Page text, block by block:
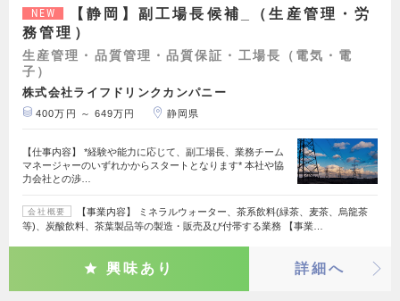
NEW
【静岡】副工場長候補_（生産管理・労
務管理）
生産管理・品質管理・品質保証・工場長（電気・電
子）
株式会社ライフドリンクカンパニー
400万円 ～ 649万円 静岡県
【仕事内容】 *経験や能力に応じて、副工場長、業務チーム
マネージャーのいずれかからスタートとなります* 本社や協
力会社との渉…
会社概要
【事業内容】 ミネラルウォーター、茶系飲料(緑茶、麦茶、烏龍茶
等)、炭酸飲料、茶葉製品等の製造・販売及び付帯する業務 【事業…
興味あり 詳細へ